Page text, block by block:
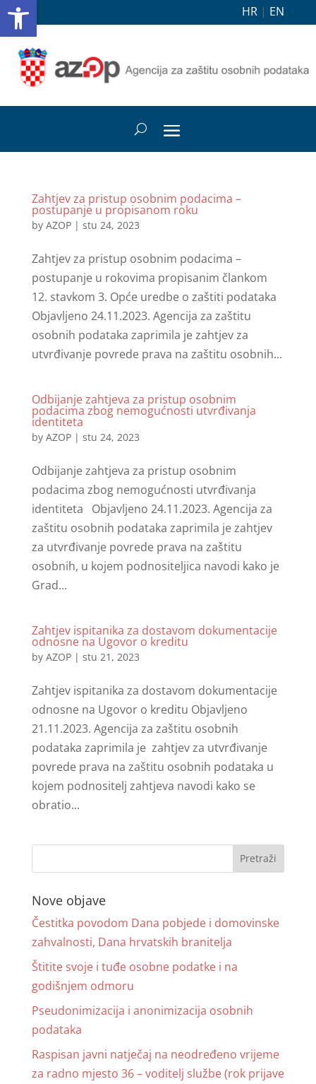
HR | EN
Zahtjev za pristup osobnim podacima –
postupanje u propisanom roku
by AZOP| stu 24, 2023
Zahtjev za pristup osobnim podacima –
postupanje u rokovima propisanim člankom
12. stavkom 3. Opće uredbe o zaštiti podataka
Objavljeno 24.11.2023. Agencija za zaštitu
osobnih podataka zaprimila je zahtjev za
utvrđivanje povrede prava na zaštitu osobnih...
Odbijanje zahtjeva za pristup osobnim
podacima zbog nemogućnosti utvrđivanja
identiteta
by AZOP| stu 24, 2023
Odbijanje zahtjeva za pristup osobnim
podacima zbog nemogućnosti utvrđivanja
identiteta Objavljeno 24.11.2023. Agencija za
zaštitu osobnih podataka zaprimila je zahtjev
za utvrđivanje povrede prava na zaštitu
osobnih, u kojem podnositeljica navodi kako je
Grad...
Zahtjev ispitanika za dostavom dokumentacije
odnosne na Ugovor o kreditu
by AZOP| stu 21, 2023
Zahtjev ispitanika za dostavom dokumentacije
odnosne na Ugovor o kreditu Objavljeno
21.11.2023. Agencija za zaštitu osobnih
podataka zaprimila je zahtjev za utvrđivanje
povrede prava na zaštitu osobnih podataka u
kojem podnositelj zahtjeva navodi kako se
obratio...
Nove objave
Čestitka povodom Dana pobjede i domovinske
zahvalnosti, Dana hrvatskih branitelja
Štitite svoje i tuđe osobne podatke i na
godišnjem odmoru
Pseudonimizacija i anonimizacija osobnih
podataka
Raspisan javni natječaj na neodređeno vrijeme
za radno mjesto 36 – voditelj službe (rok prijave